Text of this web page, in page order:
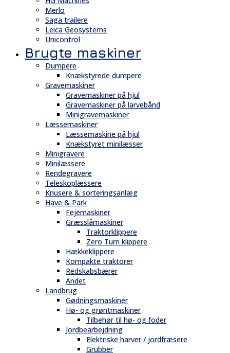
Merlo
Saga trailere
Leica Geosystems
Unicontrol
Brugte maskiner
Dumpere
Knækstyrede dumpere
Gravemaskiner
Gravemaskiner på hjul
Gravemaskiner på larvebånd
Minigravemaskiner
Læssemaskiner
Læssemaskine på hjul
Knækstyret minilæsser
Minigravere
Minilæssere
Rendegravere
Teleskoplæssere
Knusere & sorteringsanlæg
Have & Park
Fejemaskiner
Græsslåmaskiner
Traktorklippere
Zero Turn klippere
Hækkeklippere
Kompakte traktorer
Redskabsbærer
Andet
Landbrug
Gødningsmaskiner
Hø- og grøntmaskiner
Tilbehør til hø- og foder
Jordbearbejdning
Elektriske harver / jordfræsere
Grubber